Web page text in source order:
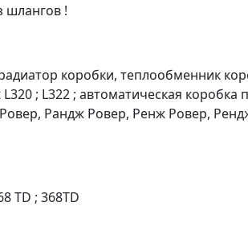
шлангов !
коробки, теплообменник
; L322 ; автоматическая
Рандж Ровер, Ренж Ровер,
TD ; 368TD